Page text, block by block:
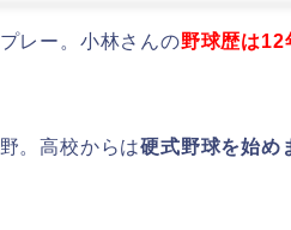
レー。小林さんの野球歴は12
。高校からは硬式野球を始め